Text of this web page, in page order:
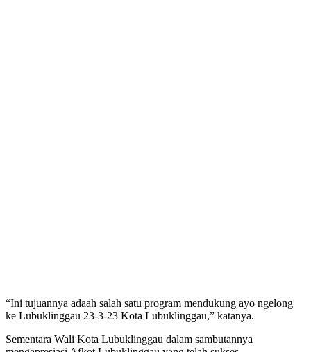
“Ini tujuannya adaah salah satu program mendukung ayo ngelong
ke Lubuklinggau 23-3-23 Kota Lubuklinggau,” katanya.
Sementara Wali Kota Lubuklinggau dalam sambutannya